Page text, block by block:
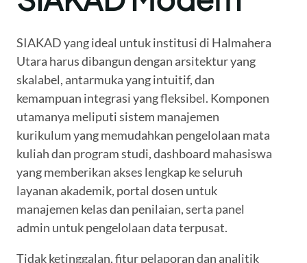
SIAKAD yang ideal untuk institusi di Halmahera
Utara harus dibangun dengan arsitektur yang
skalabel, antarmuka yang intuitif, dan
kemampuan integrasi yang fleksibel. Komponen
utamanya meliputi sistem manajemen
kurikulum yang memudahkan pengelolaan mata
kuliah dan program studi, dashboard mahasiswa
yang memberikan akses lengkap ke seluruh
layanan akademik, portal dosen untuk
manajemen kelas dan penilaian, serta panel
admin untuk pengelolaan data terpusat.
Tidak ketinggalan, fitur pelaporan dan analitik